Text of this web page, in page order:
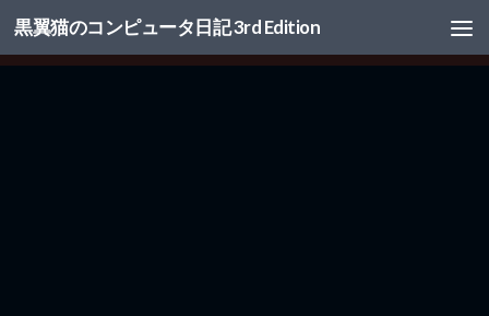
コンテンツへスキップ
黒翼猫のコンピュータ日記 3rd Edition